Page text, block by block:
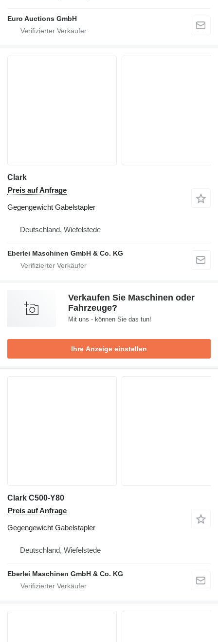
Euro Auctions GmbH
Clark
Preis auf Anfrage
Gegengewicht Gabelstapler
Deutschland, Wiefelstede
Eberlei Maschinen GmbH & Co. KG
Verkaufen Sie Maschinen oder
Fahrzeuge?
Mit uns - können Sie das tun!
Ihre Anzeige einstellen
Clark C500-Y80
Preis auf Anfrage
Gegengewicht Gabelstapler
Deutschland, Wiefelstede
Eberlei Maschinen GmbH & Co. KG